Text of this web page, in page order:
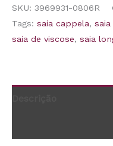
SKU: 3969931-0806R
Tags: saia cappela,
saia de viscose, saia